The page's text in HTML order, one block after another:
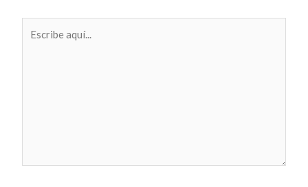
aquí...